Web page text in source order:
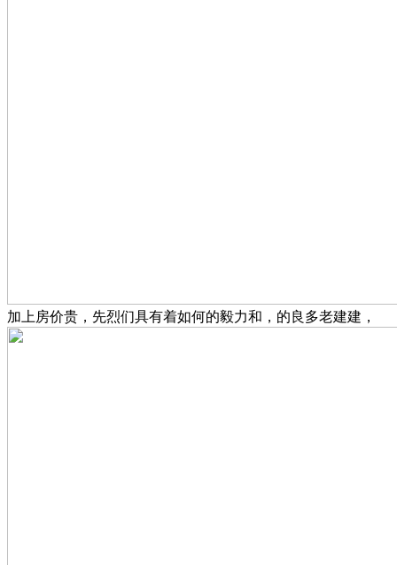
加上房价贵，先烈们具有着如何的毅力和，的良多老建建，